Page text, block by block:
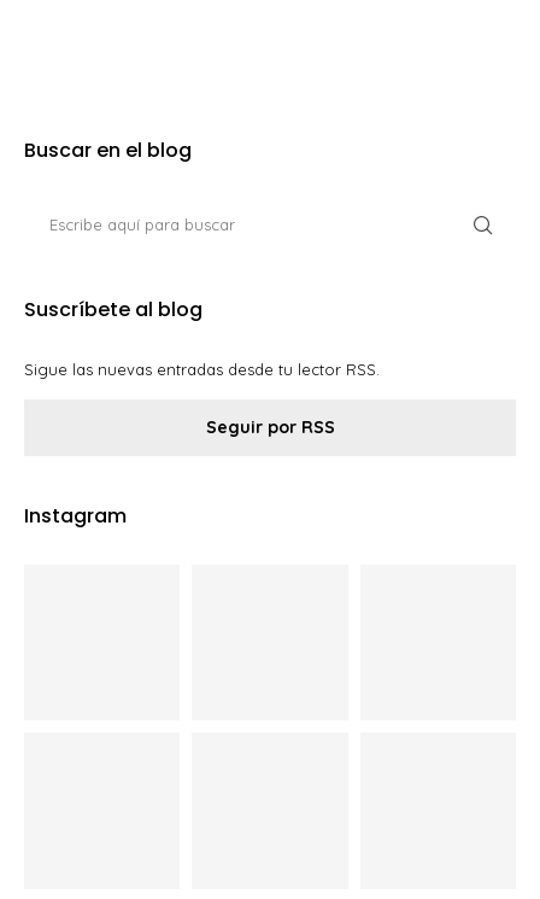
Buscar en el blog
Suscríbete al blog
Sigue las nuevas entradas desde tu lector RSS.
Seguir por RSS
Instagram